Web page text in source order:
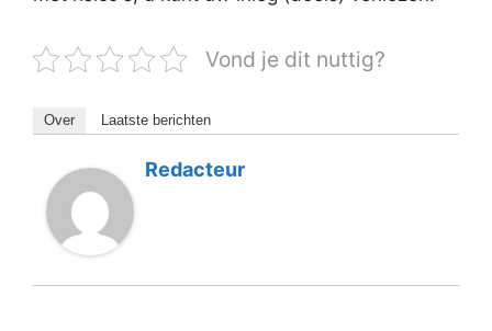
Vond je dit nuttig?
Over Laatste berichten
Redacteur